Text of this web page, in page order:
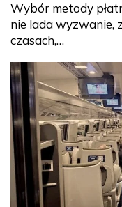
Wybór metody
nie lada wyzwanie,
czasach,…